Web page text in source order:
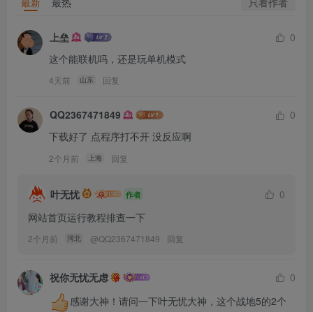
上垒
0
这个能联机吗，还是玩单机模式
4天前 山东 回复
QQ2367471849
0
下载好了 点程序打不开 没反应啊
2个月前 上海 回复
叶无忧 作者
0
网站首页运行教程排查一下
2个月前 河北 @QQ2367471849 回复
祝你无忧无虑
0
感谢大神！请问一下叶无忧大神，这个战地5的2个